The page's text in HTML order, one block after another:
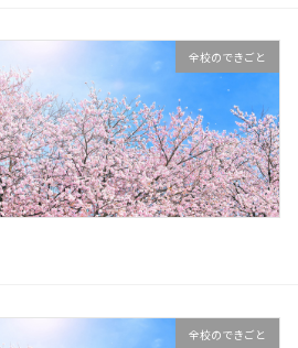
全校のできごと
全校のできごと